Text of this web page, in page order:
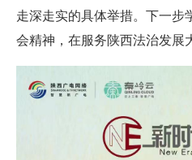
走深走实的具体举措。下一步
会精神，在服务陕西法治发展